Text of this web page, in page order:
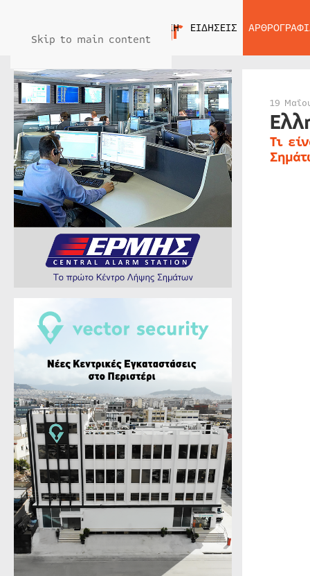
Skip to main content
ΑΡΧΙΚΗ ΕΙΔΗΣΕΙΣ
19
Τι